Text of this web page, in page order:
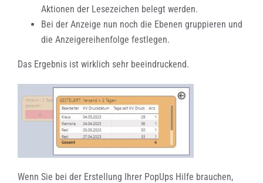
Aktionen der Lesezeichen belegt werden.
Bei der Anzeige nun noch die Ebenen gruppieren und
die Anzeigereihenfolge festlegen.
Das Ergebnis ist wirklich sehr beeindruckend.
Wenn Sie bei der Erstellung Ihrer PopUps Hilfe brauchen,